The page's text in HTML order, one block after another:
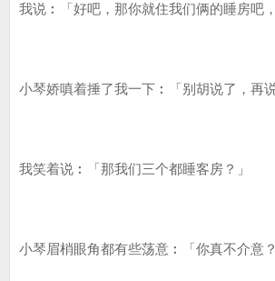
我说︰「好吧，那你就住我们俩的睡房吧
小琴娇嗔着捶了我一下︰「别胡说了，再
我笑着说︰「那我们三个都睡客房？」
小琴眉梢眼角都有些荡意︰「你真不介意？